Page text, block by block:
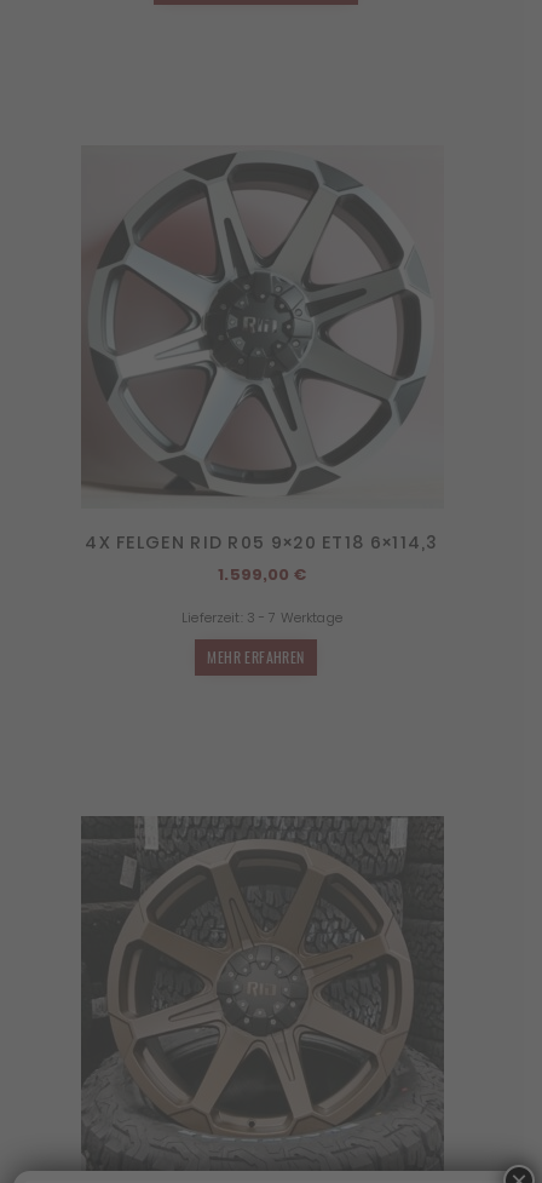
4X FELGEN RID R05 9×20 ET18 6×114,3
1.599,00 €
Lieferzeit: 3 - 7 Werktage
MEHR ERFAHREN